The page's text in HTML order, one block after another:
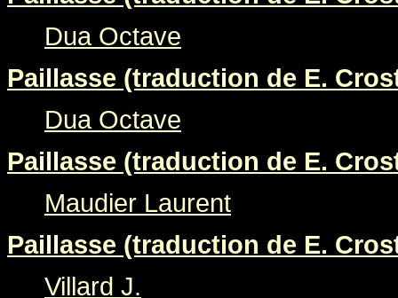
Dua Octave
Paillasse (traduction de E.
Dua Octave
Paillasse (traduction de E.
Maudier Laurent
Paillasse (traduction de E.
Villard J.